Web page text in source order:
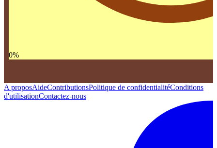
0%
A proposAideContributionsPolitique de confidentialitéConditions
d'utilisationContactez-nous